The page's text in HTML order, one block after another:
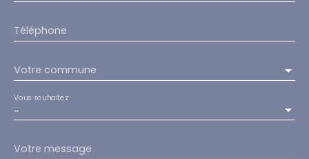
Téléphone
Votre commune
-
Vous souhaitez
Votre message